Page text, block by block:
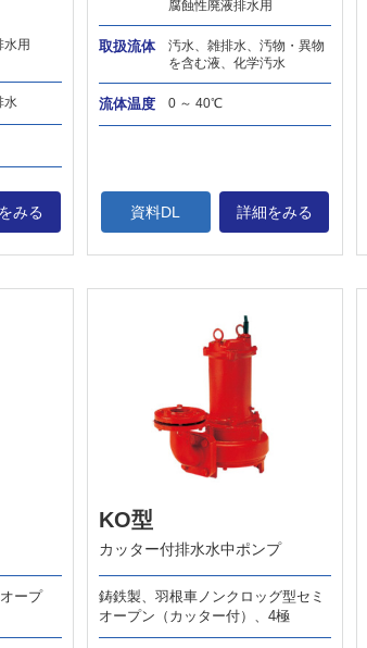
水用
水
みる
腐蝕性廃液排水用
取扱流体
汚水、雑排水、汚物・異物
を含む液、化学汚水
流体温度 0 ～ 40℃
資料DL 詳細をみる
ープ
KO型
カッター付排水水中ポンプ
鋳鉄製、羽根車ノンクロッグ型セミ
オープン（カッター付）、4極